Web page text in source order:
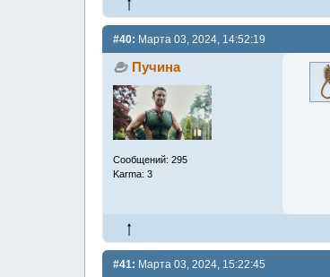
#40: Марта 03, 2024, 14:52:19
Пучина
Сообщений: 295
Karma: 3
#41: Марта 03, 2024, 15:22:45